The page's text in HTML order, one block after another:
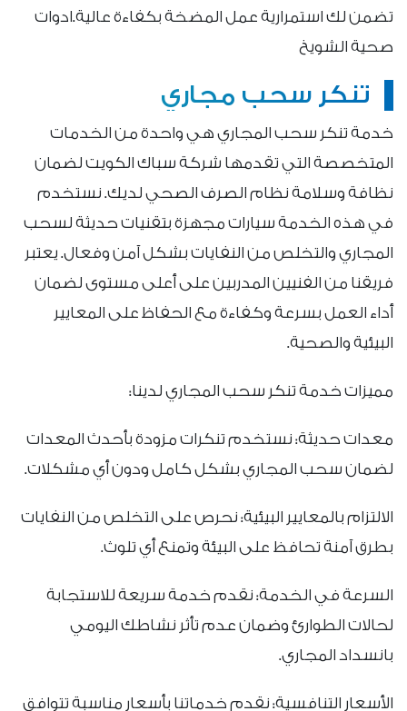
تضمن لك استمرارية عمل المضخة بكفاءة عالية.ادوات
صحية الشويخ
تنكر سحب مجاري
خدمة تنكر سحب المجاري هي واحدة من الخدمات
المتخصصة التي تقدمها شركة سباك الكويت لضمان
نظافة وسلامة نظام الصرف الصحي لديك. نستخدم
في هذه الخدمة سيارات مجهزة بتقنيات حديثة لسحب
المجاري والتخلص من النفايات بشكل آمن وفعال. يعتبر
فريقنا من الفنيين المدربين على أعلى مستوى لضمان
أداء العمل بسرعة وكفاءة مع الحفاظ على المعايير
البيئية والصحية.
مميزات خدمة تنكر سحب المجاري لدينا:
معدات حديثة: نستخدم تنكرات مزودة بأحدث المعدات
لضمان سحب المجاري بشكل كامل ودون أي مشكلات.
الالتزام بالمعايير البيئية: نحرص على التخلص من النفايات
بطرق آمنة تحافظ على البيئة وتمنع أي تلوث.
السرعة في الخدمة: نقدم خدمة سريعة للاستجابة
لحالات الطوارئ وضمان عدم تأثر نشاطك اليومي
بانسداد المجاري.
الأسعار التنافسية: نقدم خدماتنا بأسعار مناسبة تتوافق